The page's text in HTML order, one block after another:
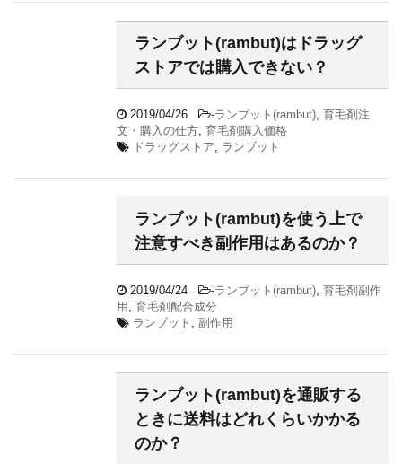
ランブット(rambut)はドラッグ
ストアでは購入できない？
2019/04/26 -ランブット(rambut) 育毛剤注
文・購入の仕方 育毛剤購入価格
ドラッグストア
ランブット
ランブット(rambut)を使う上で
注意すべき副作用はあるのか？
2019/04/24 -ランブット(rambut) 育毛剤副作
用 育毛剤配合成分
ランブット
副作用
ランブット(rambut)を通販する
ときに送料はどれくらいかかる
のか？